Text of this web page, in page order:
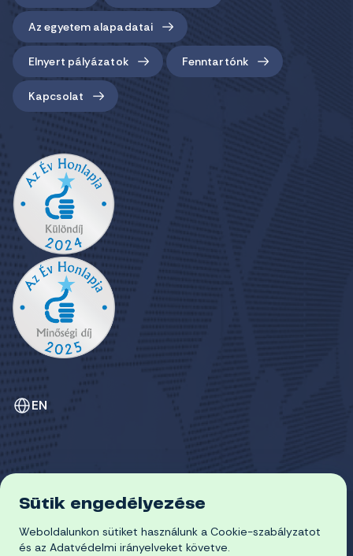
Az egyetem alapadatai
Elnyert pályázatok Fenntartónk
Kapcsolat
EN
© 2026 Miskolci Egyetem
ADATVÉDELEM
COOKIE-SZABÁLYZAT
Sütik engedélyezése
Weboldalunkon sütiket használunk a Cookie-szabályzatot
és az Adatvédelmi irányelveket követve.